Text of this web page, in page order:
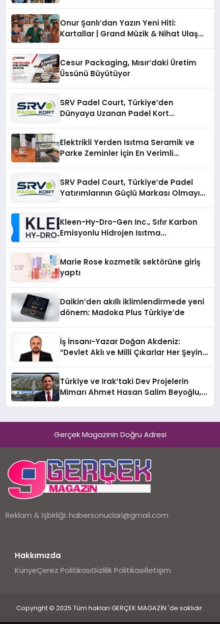
Onur Şanlı’dan Yazın Yeni Hiti:
Kartallar | Grand Müzik & Nihat Ulaş
Cesur Packaging, Mısır’daki Üretim
Üssünü Büyütüyor
SRV Padel Court, Türkiye’den
Dünyaya Uzanan Padel Kort
Elektrikli Yerden Isıtma Seramik ve
Parke Zeminler İçin En Verimli
SRV Padel Court, Türkiye’de Padel
Yatırımlarının Güçlü Markası Olmayı
Kleen-Hy-Dro-Gen Inc., Sıfır Karbon
Emisyonlu Hidrojen Isıtma
Marie Rose kozmetik sektörüne giriş
yaptı
Daikin’den akıllı iklimlendirmede yeni
dönem: Madoka Plus Türkiye’de
İş İnsanı-Yazar Doğan Akdeniz:
“Devlet Aklı ve Milli Çıkarlar Her Şeyin
Türkiye ve Irak’taki Dev Projelerin
Mimarı Ahmet Hasan Salim Beyoğlu,
Hayata Geçirecek
Gerçek Magazinin Doğru Adresi
Reklam & İşbirliği:habersonuclari@gmail.com
Hakkımızda
KünyeÇerez PolitikasıGizlilik Politikasıİletişim
Copyright © 2025 Tüm hakları GERÇEK MAGAZİN 'de saklıdır.